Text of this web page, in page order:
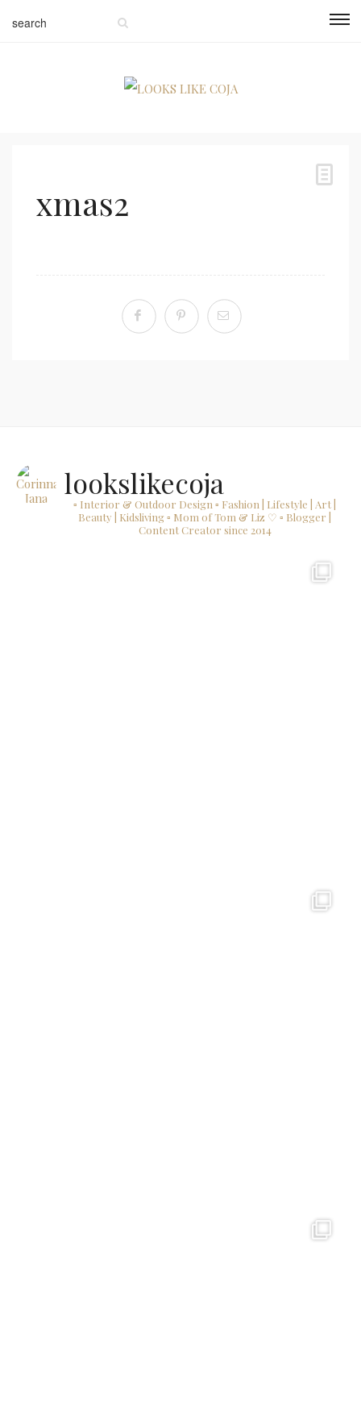
xmas2
lookslikecoja
▫ Interior & Outdoor Design ▫ Fashion | Lifestyle | Art |
Beauty | Kidsliving▫ Mom of Tom & Liz ♡ ▫ Blogger |
Content Creator since 2014